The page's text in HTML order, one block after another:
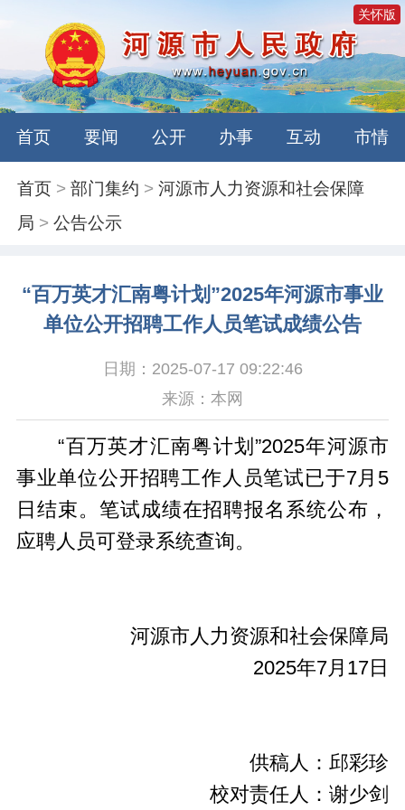
关怀版
首页 要闻 公开 办事 互动 市情
首页 >部门集约 >河源市人力资源和社会保障
局 >公告公示
“百万英才汇南粤计划”2025年河源市事业
单位公开招聘工作人员笔试成绩公告
日期：2025-07-17 09:22:46
来源：本网
“百万英才汇南粤计划”2025年河源市
事业单位公开招聘工作人员笔试已于7月5
日结束。笔试成绩在招聘报名系统公布，
应聘人员可登录系统查询。
河源市人力资源和社会保障局
2025年7月17日
供稿人：邱彩珍
校对责任人：谢少剑